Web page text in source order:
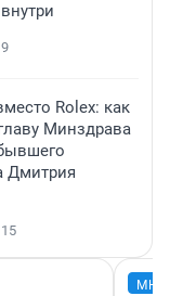
9
Rolex: как
Минздрава
Дмитрия
15